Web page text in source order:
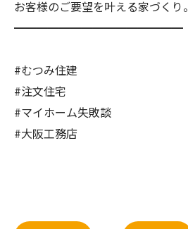
お客様のご要望を叶える家づくり。
━━━━━━━━━━━━━━━
#むつみ住建
#注文住宅
#マイホーム失敗談
#大阪工務店